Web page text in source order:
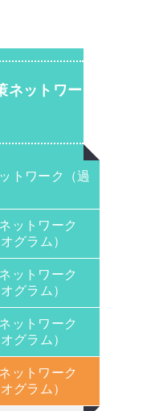
ネットワー
トワーク（過
ットワーク
グラム）
ットワーク
グラム）
ットワーク
グラム）
ットワーク
グラム）